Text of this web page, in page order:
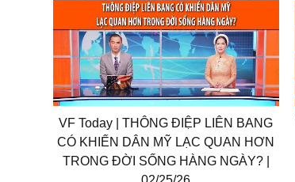
VF Today | THÔNG ĐIỆP LIÊN BANG
CÓ KHIẾN DÂN MỸ LẠC QUAN HƠN
TRONG ĐỜI SỐNG HÀNG NGÀY? |